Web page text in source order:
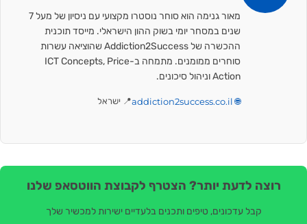
מאור גנימה הוא סוחר נוסטרו מקצועי עם ניסיון של מעל 7
שנים במסחר יומי בשוק ההון הישראלי. מייסד תוכנית
ההכשרה של Addiction2Success שהוציאה עשרות
סוחרים ממומנים. מתמחה ב-ICT Concepts, Price
Action וניהול סיכונים.
🌐 addiction2success.co.il 📍 ישראל
רוצה לדעת יותר? הצטרף לקבוצת הווטסאפ שלנו
קבל עדכונים, טיפים ותכנים בלעדיים ישירות למכשיר שלך